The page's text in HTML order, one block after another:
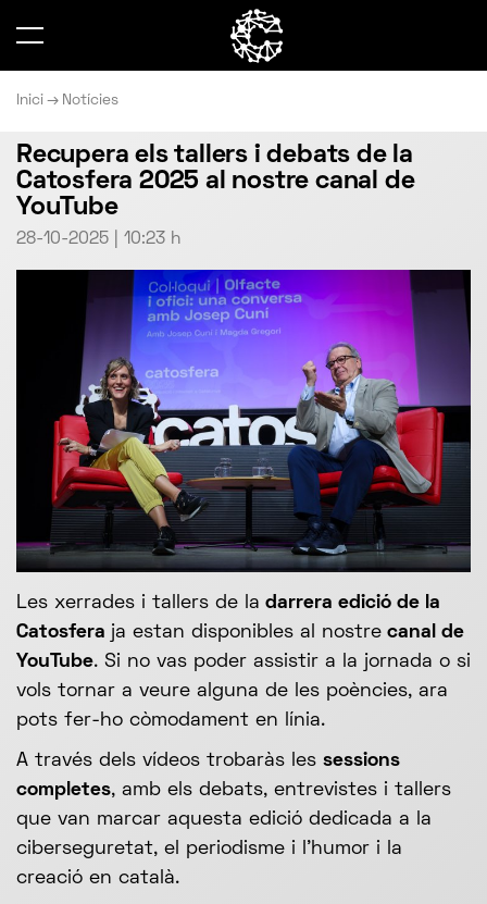
Inici Notícies
Recupera els tallers i debats de la
Catosfera 2025 al nostre canal de
YouTube
28-10-2025 | 10:23 h
Les xerrades i tallers de la darrera edició de la
Catosfera ja estan disponibles al nostre canal de
YouTube. Si no vas poder assistir a la jornada o si
vols tornar a veure alguna de les poències, ara
pots fer-ho còmodament en línia.
A través dels vídeos trobaràs les sessions
completes, amb els debats, entrevistes i tallers
que van marcar aquesta edició dedicada a la
ciberseguretat, el periodisme i l’humor i la
creació en català.